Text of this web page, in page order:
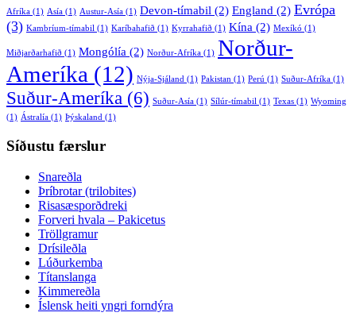
Afríka (1) Asía (1) Austur-Asía (1) Devon-tímabil (2) England (2) Evrópa
(3) Kambríum-tímabil (1) Karíbahafið (1) Kyrrahafið (1) Kína (2) Mexíkó (1)
Miðjarðarhafið (1) Mongólía (2) Norður-Afríka (1) Norður-
Ameríka (12) Nýja-Sjáland (1) Pakistan (1) Perú (1) Suður-Afríka (1)
Suður-Ameríka (6) Suður-Asía (1) Sílúr-tímabil (1) Texas (1) Wyoming
(1) Ástralía (1) Þýskaland (1)
Síðustu færslur
Snareðla
Þríbrotar (trilobites)
Risasæsporðdreki
Forveri hvala – Pakicetus
Tröllgramur
Drísileðla
Lúðurkemba
Títanslanga
Kimmereðla
Íslensk heiti yngri forndýra